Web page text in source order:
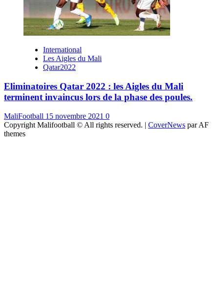
International
Les Aigles du Mali
Qatar2022
Eliminatoires Qatar 2022 : les Aigles du Mali
terminent invaincus lors de la phase des poules.
MaliFootball 15 novembre 2021 0
Copyright Malifootball © All rights reserved. | CoverNews par AF
themes